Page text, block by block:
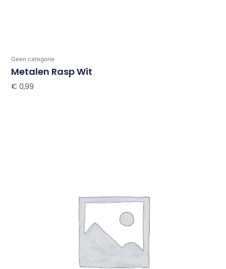
Geen categorie
Metalen Rasp Wit
€ 0,99